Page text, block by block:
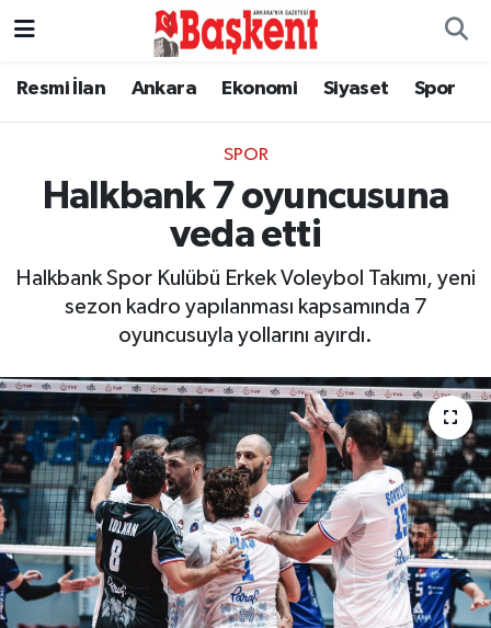
Resmi İlan Ankara Ekonomi Siyaset Spor
SPOR
Halkbank 7 oyuncusuna
veda etti
Halkbank Spor Kulübü Erkek Voleybol Takımı, yeni
sezon kadro yapılanması kapsamında 7
oyuncusuyla yollarını ayırdı.